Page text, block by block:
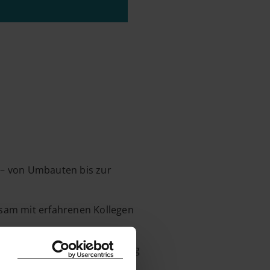
von Umbauten bis zur
mit erfahrenen Kollegen
Schritt mehr Verantwortung